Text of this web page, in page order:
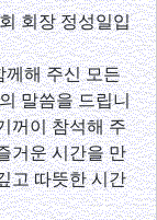
회장 정성일입
께해 주신 모든
말씀을 드립니
꺼이 참석해 주
거운 시간을 만
고 따뜻한 시간